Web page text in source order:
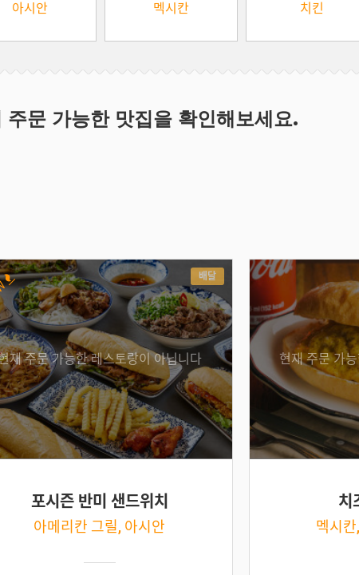
아시안 멕시칸 치킨
주문 가능한 맛집을 확인해보세요.
배달
재 주문 가능한 레스토랑이 아닙니다
포시즌 반미 샌드위치
아메리칸 그릴, 아시안
현재 주문 가
치
멕시